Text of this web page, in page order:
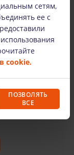
сетям,
ее с
cookie.
ПОЗВОЛЯТЬ
ВСЕ